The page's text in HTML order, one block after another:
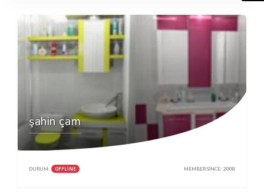
şahin çam
DURUM: OFFLINE MEMBER SINCE: 2008